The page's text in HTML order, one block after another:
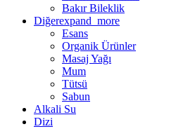
Bakır Bileklik
Diğerexpand_more
Esans
Organik Ürünler
Masaj Yağı
Mum
Tütsü
Sabun
Alkali Su
Dizi